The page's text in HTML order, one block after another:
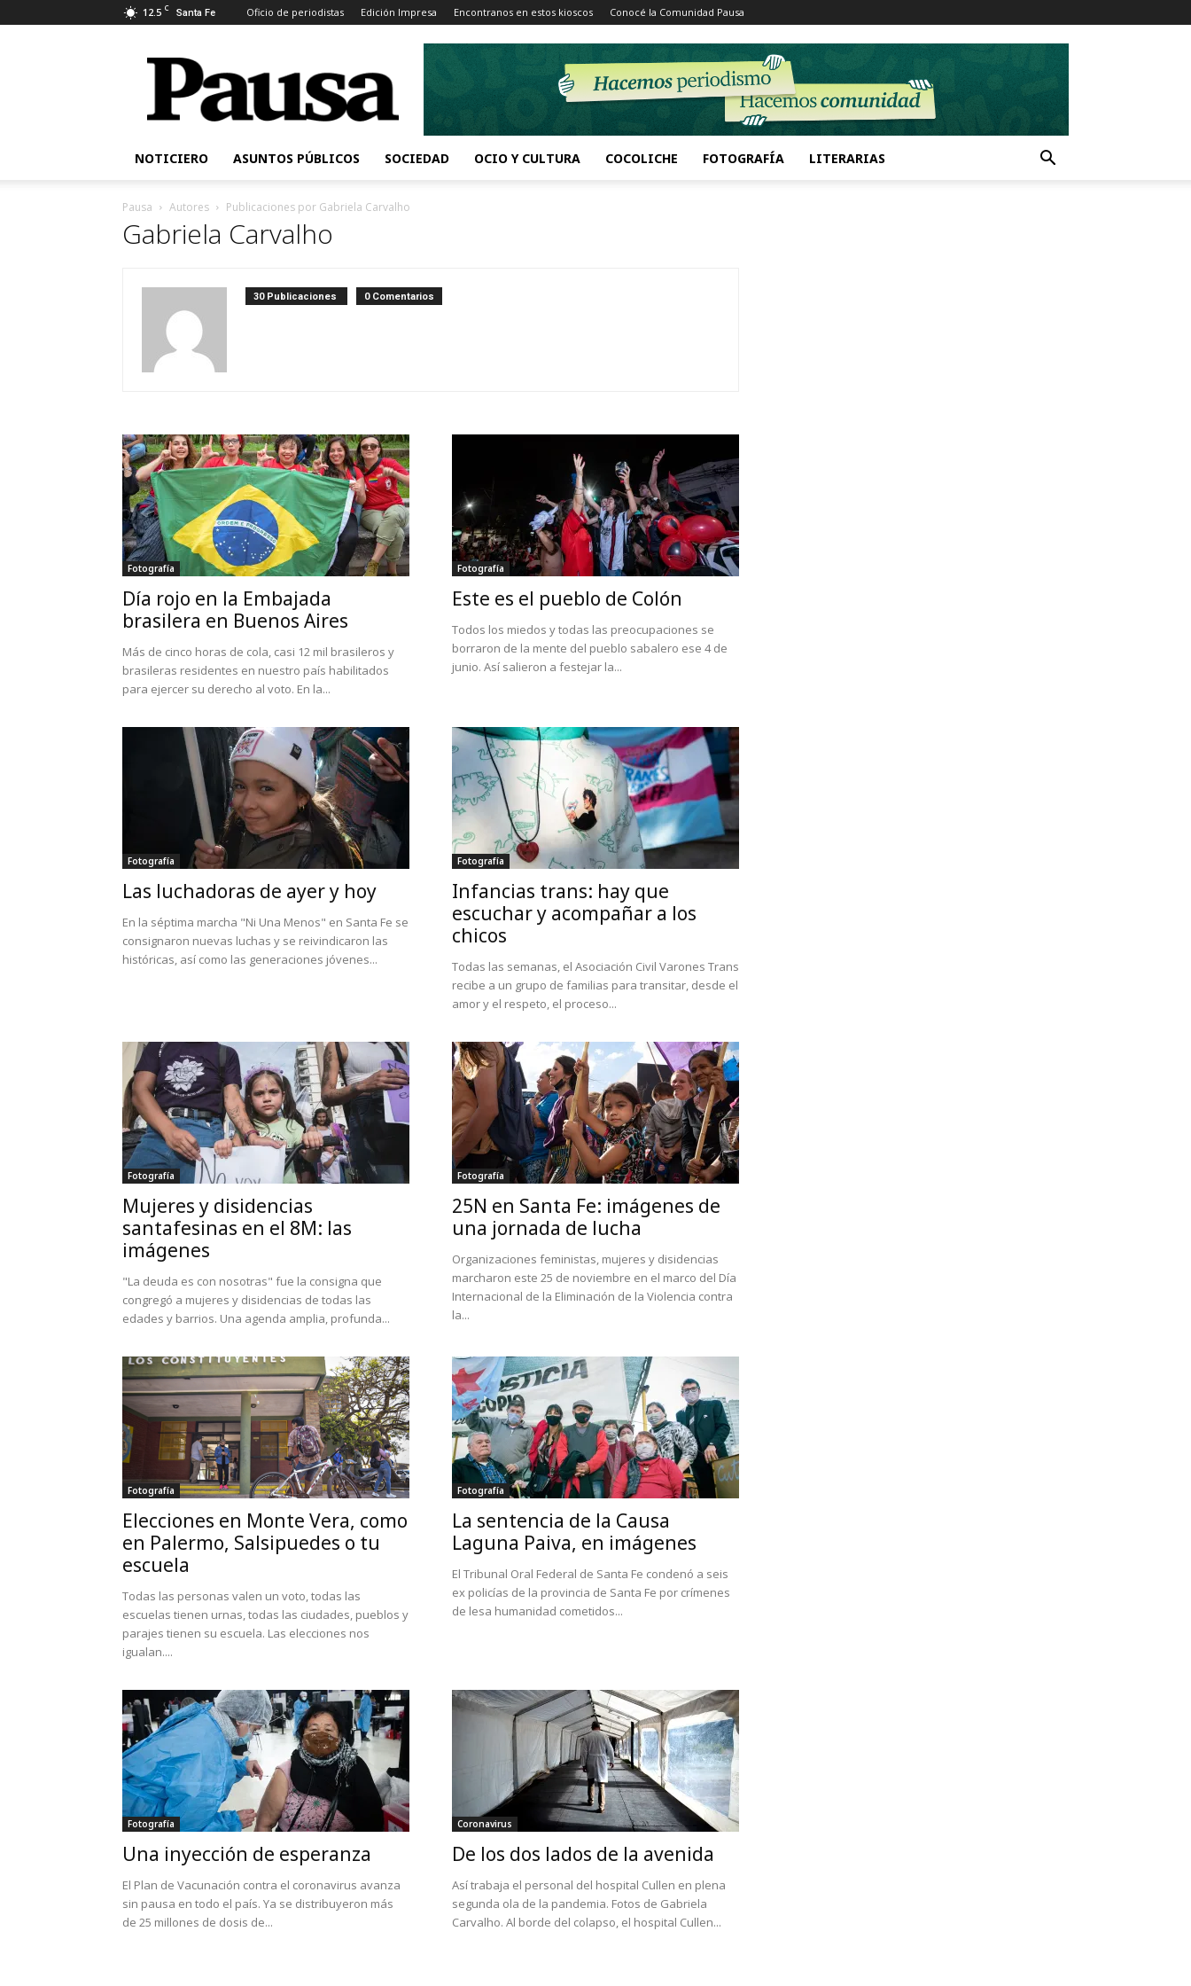
12.5 C Santa Fe Oficio de periodistas Edición Impresa Encontranos en estos kioscos Conocé la Comunidad Pausa
Pausa
NOTICIERO ASUNTOS PÚBLICOS SOCIEDAD OCIO Y CULTURA COCOLICHE FOTOGRAFÍA LITERARIAS
Pausa Autores Publicaciones por Gabriela Carvalho
Gabriela Carvalho
30 Publicaciones 0 Comentarios
Fotografía
Día rojo en la Embajada
brasilera en Buenos Aires
Más de cinco horas de cola, casi 12 mil brasileros y
brasileras residentes en nuestro país habilitados
para ejercer su derecho al voto. En la...
Fotografía
Este es el pueblo de Colón
Todos los miedos y todas las preocupaciones se
borraron de la mente del pueblo sabalero ese 4 de
junio. Así salieron a festejar la...
Fotografía
Las luchadoras de ayer y hoy
En la séptima marcha "Ni Una Menos" en Santa Fe se
consignaron nuevas luchas y se reivindicaron las
históricas, así como las generaciones jóvenes...
Fotografía
Infancias trans: hay que
escuchar y acompañar a los
chicos
Todas las semanas, el Asociación Civil Varones Trans
recibe a un grupo de familias para transitar, desde el
amor y el respeto, el proceso...
Fotografía
Mujeres y disidencias
santafesinas en el 8M: las
imágenes
"La deuda es con nosotras" fue la consigna que
congregó a mujeres y disidencias de todas las
edades y barrios. Una agenda amplia, profunda...
Fotografía
25N en Santa Fe: imágenes de
una jornada de lucha
Organizaciones feministas, mujeres y disidencias
marcharon este 25 de noviembre en el marco del Día
Internacional de la Eliminación de la Violencia contra
la...
Fotografía
Elecciones en Monte Vera, como
en Palermo, Salsipuedes o tu
escuela
Todas las personas valen un voto, todas las
escuelas tienen urnas, todas las ciudades, pueblos y
parajes tienen su escuela. Las elecciones nos
igualan....
Fotografía
La sentencia de la Causa
Laguna Paiva, en imágenes
El Tribunal Oral Federal de Santa Fe condenó a seis
ex policías de la provincia de Santa Fe por crímenes
de lesa humanidad cometidos...
Fotografía
Una inyección de esperanza
El Plan de Vacunación contra el coronavirus avanza
sin pausa en todo el país. Ya se distribuyeron más
de 25 millones de dosis de...
Coronavirus
De los dos lados de la avenida
Así trabaja el personal del hospital Cullen en plena
segunda ola de la pandemia. Fotos de Gabriela
Carvalho. Al borde del colapso, el hospital Cullen...